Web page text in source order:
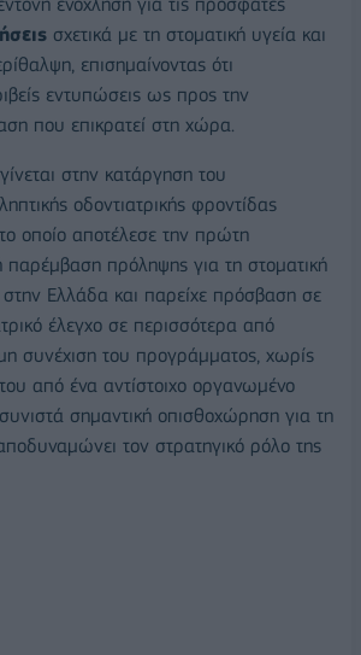
σχετικά με τη στοματική υγεία και
επισημαίνοντας ότι
εντυπώσεις ως προς την
που επικρατεί στη χώρα.
στην κατάργηση του
οδοντιατρικής φροντίδας
οποίο αποτέλεσε την πρώτη
πρόληψης για τη στοματική
Ελλάδα και παρείχε πρόσβαση σε
έλεγχο σε περισσότερα από
συνέχιση του προγράμματος, χωρίς
από ένα αντίστοιχο οργανωμένο
σημαντική οπισθοχώρηση για τη
τον στρατηγικό ρόλο της